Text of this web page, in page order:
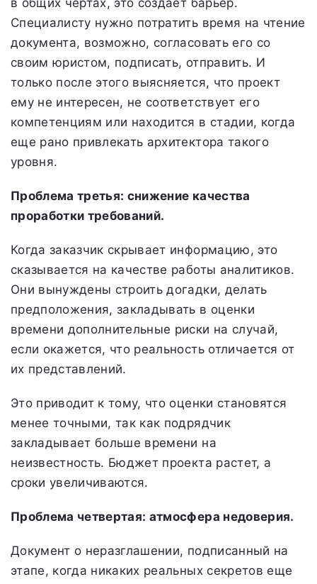
Специалисту нужно потратить время на чтение
документа, возможно, согласовать его со
своим юристом, подписать, отправить. И
только после этого выясняется, что проект
ему не интересен, не соответствует его
компетенциям или находится в стадии, когда
еще рано привлекать архитектора такого
уровня.
Проблема третья: снижение качества
проработки требований.
Когда заказчик скрывает информацию, это
сказывается на качестве работы аналитиков.
Они вынуждены строить догадки, делать
предположения, закладывать в оценки
времени дополнительные риски на случай,
если окажется, что реальность отличается от
их представлений.
Это приводит к тому, что оценки становятся
менее точными, так как подрядчик
закладывает больше времени на
неизвестность. Бюджет проекта растет, а
сроки увеличиваются.
Проблема четвертая: атмосфера недоверия.
Документ о неразглашении, подписанный на
этапе, когда никаких реальных секретов еще